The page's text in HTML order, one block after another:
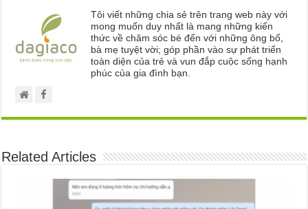
Tôi viết những chia sẻ trên trang web này với
mong muốn duy nhất là mang những kiến
thức về chăm sóc bé đến với những ông bố,
bà mẹ tuyệt vời; góp phần vào sự phát triển
toàn diện của trẻ và vun đắp cuộc sống hạnh
phúc của gia đình bạn.
Related Articles